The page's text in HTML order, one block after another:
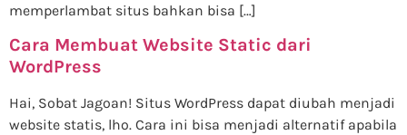
memperlambat situs bahkan bisa […]
Cara Membuat Website Static dari
WordPress
Hai, Sobat Jagoan! Situs WordPress dapat diubah menjadi
website statis, lho. Cara ini bisa menjadi alternatif apabila